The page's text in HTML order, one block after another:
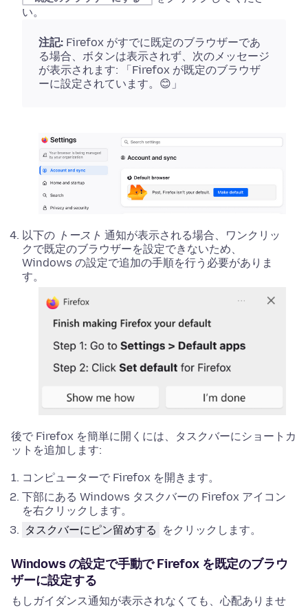
い。
注記: Firefox がすでに既定のブラウザーであ
る場合、ボタンは表示されず、次のメッセージ
が表示されます:
「Firefox が既定のブラウザ
ーに設定されています。😊」
以下の トースト 通知が表示される場合、ワンクリッ
クで既定のブラウザーを設定できないため、
Windows の設定で追加の手順を行う必要がありま
す。
後で Firefox を簡単に開くには、タスクバーにショートカ
ットを追加します:
コンピューターで Firefox を開きます。
下部にある Windows タスクバーの Firefox アイコン
を右クリックします。
タスクバーにピン留めする
をクリックします。
Windows の設定で手動で Firefox を既定のブラウ
ザーに設定する
もしガイダンス通知が表示されなくても、心配ありませ